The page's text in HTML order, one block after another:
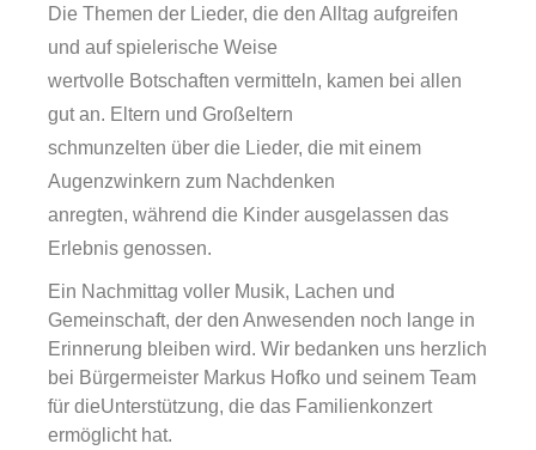
Die Themen der Lieder, die den Alltag aufgreifen
und auf spielerische Weise
wertvolle Botschaften vermitteln, kamen bei allen
gut an. Eltern und Großeltern
schmunzelten über die Lieder, die mit einem
Augenzwinkern zum Nachdenken
anregten, während die Kinder ausgelassen das
Erlebnis genossen.
Ein Nachmittag voller Musik, Lachen und
Gemeinschaft, der den Anwesenden noch lange in
Erinnerung bleiben wird. Wir bedanken uns herzlich
bei Bürgermeister Markus Hofko und seinem Team
für dieUnterstützung, die das Familienkonzert
ermöglicht hat.